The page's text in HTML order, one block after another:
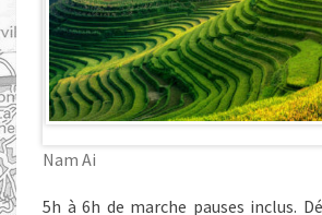
Nam Ai
5h à 6h de marche pauses inclus.